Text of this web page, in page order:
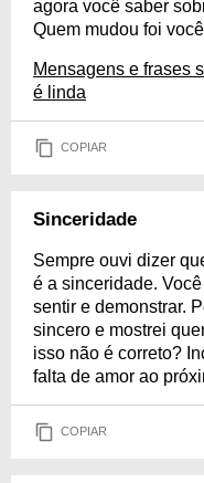
agora você saber
Quem mudou foi
Mensagens e frases
é linda
COPIAR
Sinceridade
Sempre ouvi dizer
é a sinceridade.
sentir e demonstrar.
sincero e mostrei
isso não é correto?
falta de amor ao
COPIAR